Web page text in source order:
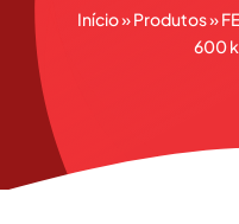
Início»Produtos»
600